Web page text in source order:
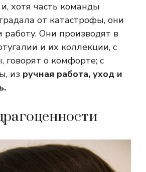
и, хотя часть команды
от катастрофы, они
работу. Они производят в
и их коллекции, с
говорят о комфорте; с
из ручная работа, уход и